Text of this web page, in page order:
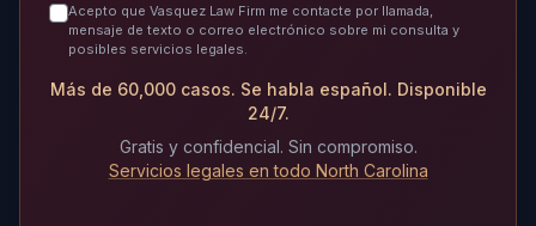
Acepto que Vasquez Law Firm me contacte por llamada,
mensaje de texto o correo electrónico sobre mi consulta y
posibles servicios legales.
Más de 60,000 casos. Se habla español. Disponible
24/7.
Gratis y confidencial. Sin compromiso.
Servicios legales en todo North Carolina